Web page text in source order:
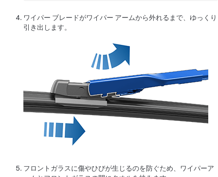
ワイパー ブレードがワイパー アームから外れるまで、ゆっくり
引き出します。
フロントガラスに傷やひびが生じるのを防ぐため、ワイパーア